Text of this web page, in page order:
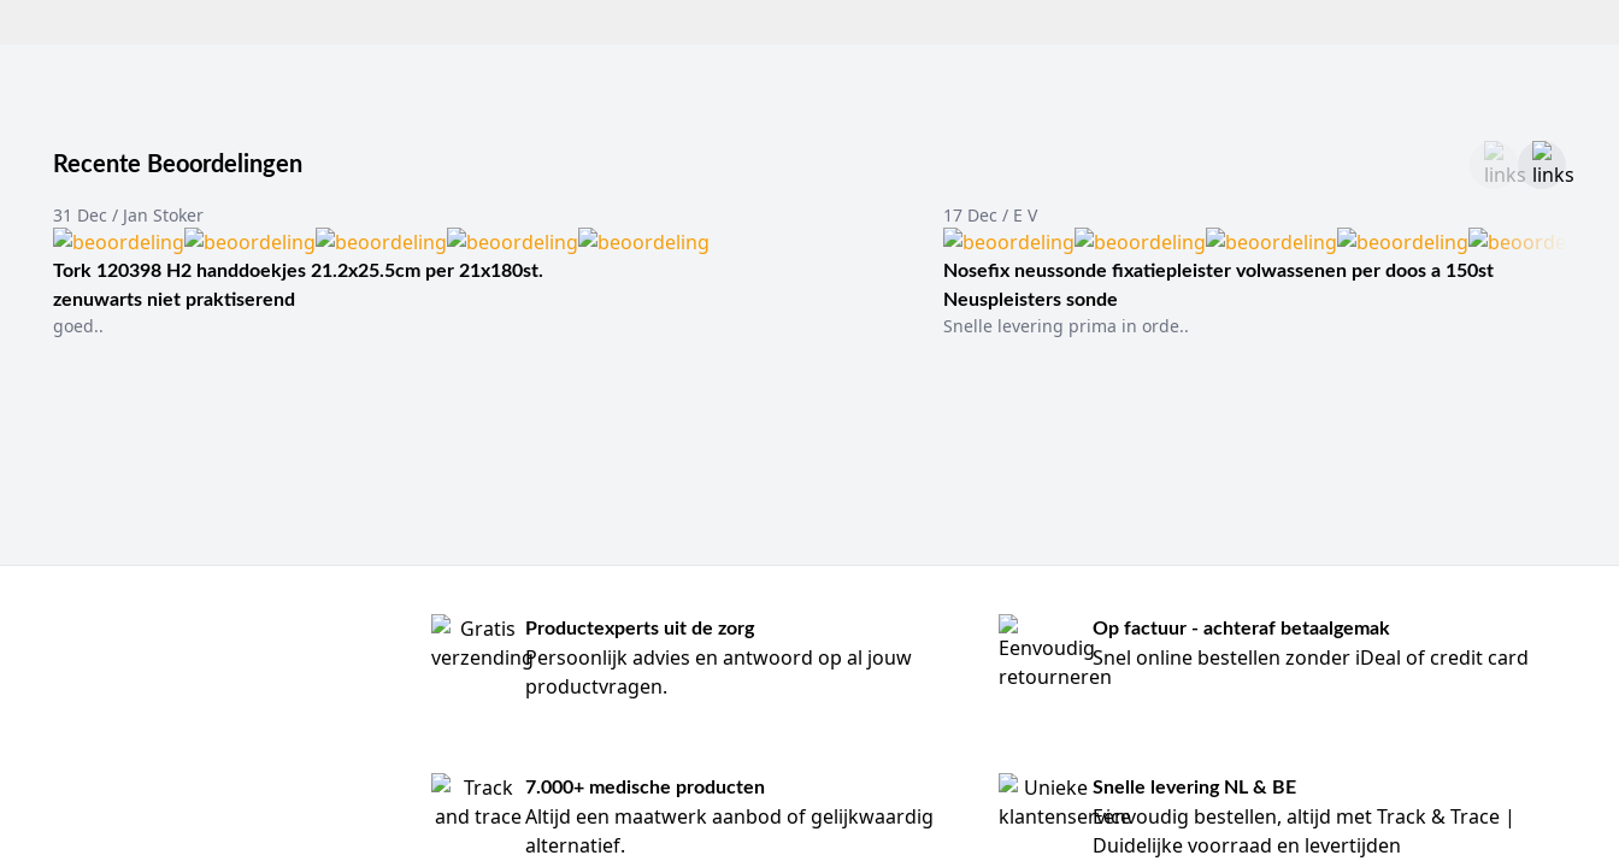
Recente Beoordelingen
31 Dec / Jan Stoker
Tork 120398 H2 handdoekjes 21.2x25.5cm per 21x180st.
zenuwarts niet praktiserend
goed..
17 Dec / E V
Nosefix neussonde fixatiepleister volwassenen per doos a 150st
Neuspleisters sonde
Snelle levering prima in orde..
Productexperts uit de zorg
Persoonlijk advies en antwoord op al jouw
productvragen.
Op factuur - achteraf betaalgemak
Snel online bestellen zonder iDeal of credit card
7.000+ medische producten
Altijd een maatwerk aanbod of gelijkwaardig
alternatief.
Snelle levering NL & BE
Eenvoudig bestellen, altijd met Track & Trace |
Duidelijke voorraad en levertijden